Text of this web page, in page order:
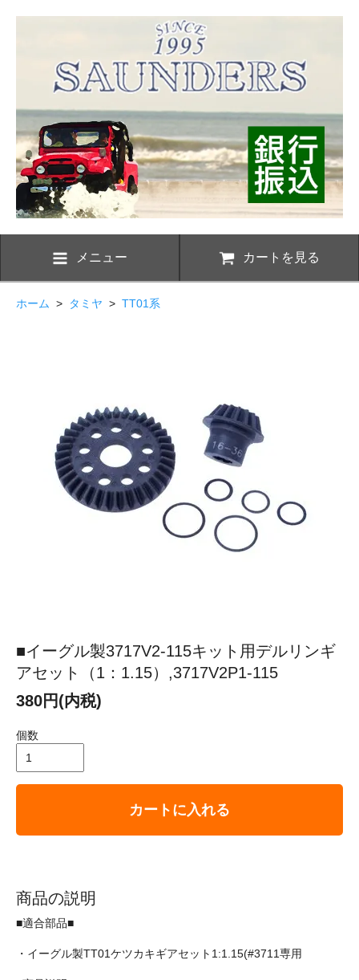
メニュー カートを見る
ホーム > タミヤ > TT01系
■イーグル製3717V2-115キット用デルリンギ
アセット（1：1.15）,3717V2P1-115
380円(内税)
個数
カートに入れる
商品の説明
■適合部品■
・イーグル製TT01ケツカキギアセット1:1.15(#3711専用